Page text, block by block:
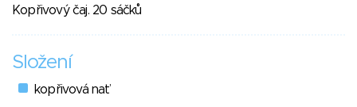
Kopřivový čaj. 20 sáčků
Složení
kopřivová nať